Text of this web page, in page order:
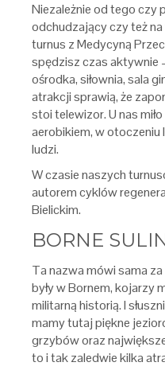
Niezależnie od tego czy
odchudzający czy też
turnus z Medycyną
spędzisz czas aktywnie
ośrodka, siłownia, sala
atrakcji sprawią, że
stoi telewizor. U nas
aerobikiem, w otoczeniu
ludzi.
W czasie naszych
autorem cyklów
Bielickim.
BORNE
Ta nazwa mówi sama
były w Bornem, kojarzy
militarną historią. I
mamy tutaj piękne
grzybów oraz
to i tak zaledwie kilka